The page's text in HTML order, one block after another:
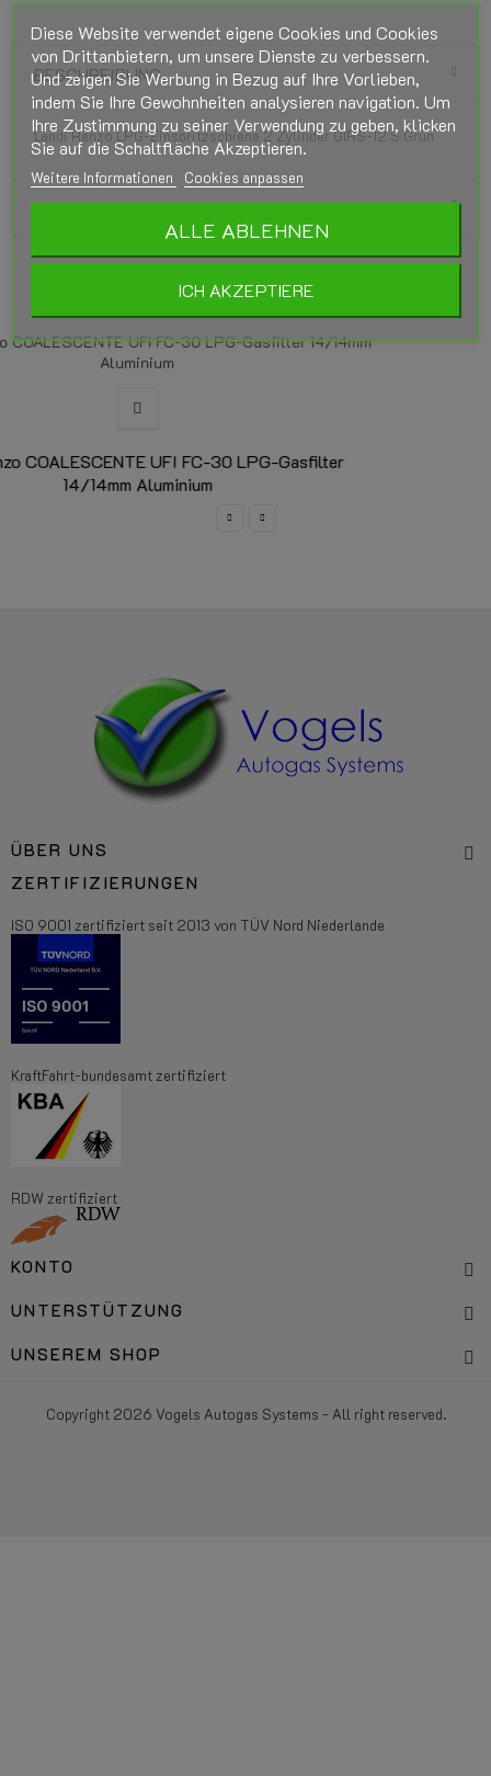
BESCHREIBUNG
Landi Renzo LPG-Einspritzschiene 2 Zylinder GIRS-12 S Grün
PRODUKTDETAILS
ZUGEHÖRIGE PRODUKTE
Gasphasenfilter
ÜBER UNS
ZERTIFIZIERUNGEN
ISO 9001 zertifiziert seit 2013 von TÜV Nord Niederlande
KraftFahrt-bundesamt zertifiziert
RDW zertifiziert
KONTO
UNTERSTÜTZUNG
UNSEREM SHOP
Diese Website verwendet eigene Cookies und Cookies
von Drittanbietern, um unsere Dienste zu verbessern.
Und zeigen Sie Werbung in Bezug auf Ihre Vorlieben,
indem Sie Ihre Gewohnheiten analysieren navigation. Um
Ihre Zustimmung zu seiner Verwendung zu geben, klicken
Sie auf die Schaltfläche Akzeptieren.
Weitere Informationen Cookies anpassen
ALLE ABLEHNEN
ICH AKZEPTIERE
Copyright 2026 Vogels Autogas Systems - All right reserved.